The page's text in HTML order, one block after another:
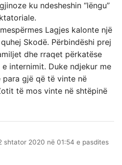
ku ndesheshin “lëngu”
Lagjes kalonte një
Skodë. Përbindëshi prej
dhe rraqet përkatëse
internimit. Duke ndjekur me
gjë që të vinte në
të mos vinte në shtëpinë
shtator 2020 në 01:54 e pasdites